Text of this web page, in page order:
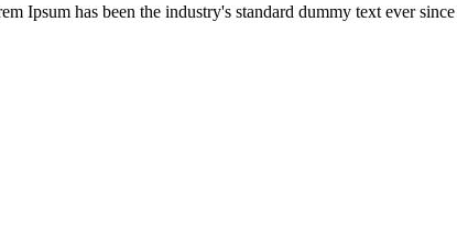
Ipsum has been the industry's standard dummy text ever